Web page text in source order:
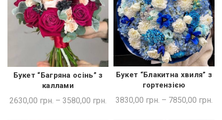
ШВИДКА ПОКУПКА
Букет “Багряна осінь” з
каллами
2630,00 грн. – 3580,00 грн.
ШВИДКА ПОКУПКА
Букет “Блакитна хвиля” з
гортензією
3830,00 грн. – 7850,00 грн.